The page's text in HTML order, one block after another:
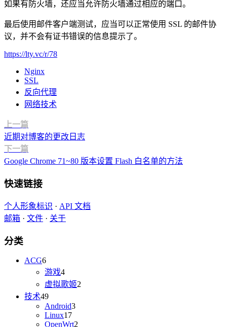
如果有防火墙，还应当允许防火墙通过相应的端口。
最后使用邮件客户端测试，应当可以正常使用 SSL 的邮件协
议，并不会有证书错误的信息提示了。
https://lty.vc/r/78
Nginx
SSL
反向代理
网络技术
上一篇
近期对博客的更改日志
下一篇
Google Chrome 71~80 版本设置 Flash 白名单的方法
快速链接
个人形象标识 · API 文档
邮箱 · 文件 · 关于
分类
ACG6
游戏4
虚拟歌姬2
技术49
Android3
Linux17
OpenWrt2